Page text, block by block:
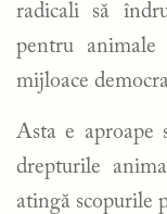
radicali să
pentru
mijloace
Asta e aproape
drepturile
atingă scopurile